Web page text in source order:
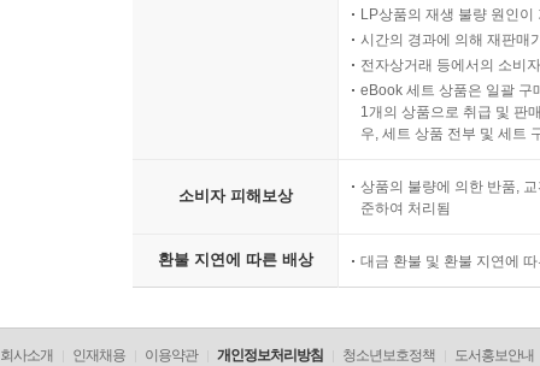
LP상품의 재생 불량 원인
시간의 경과에 의해 재판매
전자상거래 등에서의 소비
eBook 세트 상품은 일괄 구
1개의 상품으로 취급 및 판
우, 세트 상품 전부 및 세트
소비자 피해보상
상품의 불량에 의한 반품,
준하여 처리됨
환불 지연에 따른 배상 대금 환불 및 환불 지연에
회사소개 인재채용 이용약관 개인정보처리방침 청소년보호정책 도서홍보안내